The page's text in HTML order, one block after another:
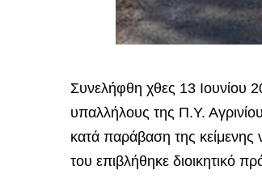
Συνελήφθη χθες 13 Ιουνίου
υπαλλήλους της Π.Υ.
κατά παράβαση της κείμενης
του επιβλήθηκε διοικητικό